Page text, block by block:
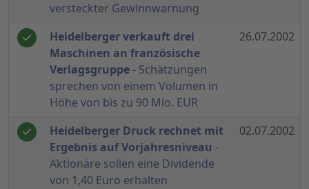
versteckter Gewinnwarnung
Heidelberger verkauft drei
Maschinen an französische
Verlagsgruppe- Schätzungen
sprechen von einem Volumen in
Höhe von bis zu 90 Mio. EUR
26.07.2002
Heidelberger Druck rechnet mit
Ergebnis auf Vorjahresniveau -
Aktionäre sollen eine Dividende
von 1,40 Euro erhalten
02.07.2002